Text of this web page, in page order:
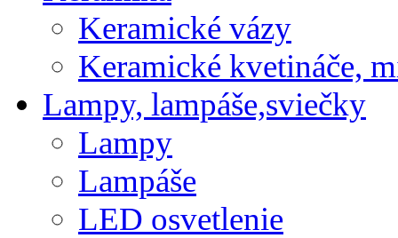
Keramické vázy
Keramické kvetináče,
Lampy, lampáše,sviečky
Lampy
Lampáše
LED osvetlenie